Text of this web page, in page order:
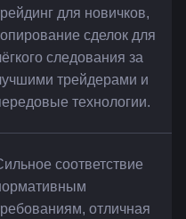
для новичков,
сделок для
следования за
трейдерами и
технологии.
соответствие
отличная